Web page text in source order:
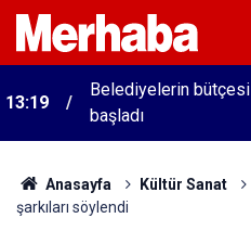
13:19
Belediyelerin
başladı
Anasayfa Kültür Sanat
şarkıları söylendi